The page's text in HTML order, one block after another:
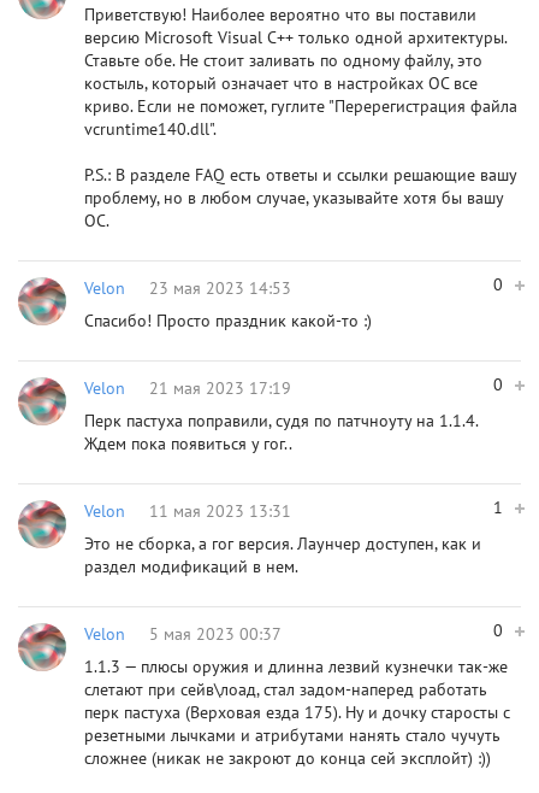
Приветствую! Наиболее вероятно что вы поставили
версию Microsoft Visual C++ только одной архитектуры.
Ставьте обе. Не стоит заливать по одному файлу, это
костыль, который означает что в настройках ОС все
криво. Если не поможет, гуглите "Перерегистрация файла
vcruntime140.dll".
P.S.: В разделе FAQ есть ответы и ссылки решающие вашу
проблему, но в любом случае, указывайте хотя бы вашу
ОС.
0
Velon
23 мая 2023 14:53
Спасибо! Просто праздник какой-то :)
0
Velon
21 мая 2023 17:19
Перк пастуха поправили, судя по патчноуту на 1.1.4.
Ждем пока появиться у гог..
1
Velon
11 мая 2023 13:31
Это не сборка, а гог версия. Лаунчер доступен, как и
раздел модификаций в нем.
0
Velon
5 мая 2023 00:37
1.1.3 — плюсы оружия и длинна лезвий кузнечки так-же
слетают при сейв\лоад, стал задом-наперед работать
перк пастуха (Верховая езда 175). Ну и дочку старосты с
резетными лычками и атрибутами нанять стало чучуть
сложнее (никак не закроют до конца сей эксплойт) :))